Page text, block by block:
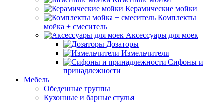
Керамические мойки
Комплекты
мойка + смеситель
Аксессуары для моек
Дозаторы
Измельчители
Сифоны и
принадлежности
Мебель
Обеденные группы
Кухонные и барные стулья